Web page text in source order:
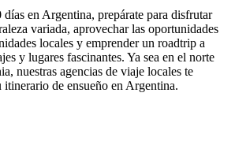
en Argentina, prepárate para disfrutar
variada, aprovechar las oportunidades
locales y emprender un roadtrip a
y lugares fascinantes. Ya sea en el norte
nuestras agencias de viaje locales te
de ensueño en Argentina.